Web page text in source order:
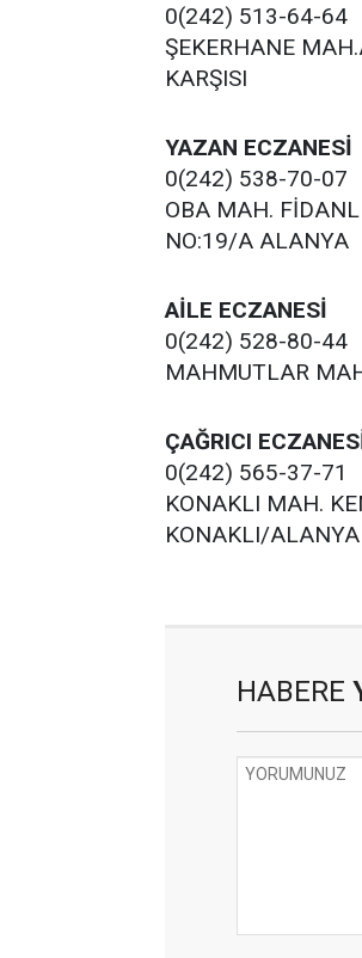
0(242) 513-64-64
ŞEKERHANE
KARŞISI
YAZAN ECZANESİ
0(242) 538-70-07
OBA MAH.
NO:19/A ALANYA
AİLE ECZANESİ
0(242) 528-80-44
MAHMUTLAR
ÇAĞRICI
0(242) 565-37-71
KONAKLI MAH.
KONAKLI/ALANYA
HABERE